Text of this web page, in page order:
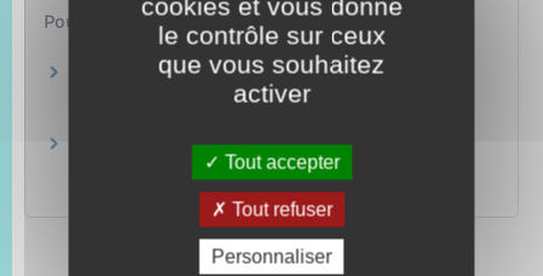
Pour en savoir plus
Éléments de calcul des aides personnelles au
Aide au logement – Version "facile à lire et à
Caisse nationale de solidarité pour l'autonomie (CNSA)
cookies et vous donne
le contrôle sur ceux
que vous souhaitez
activer
Tout accepter
Tout refuser
Personnaliser